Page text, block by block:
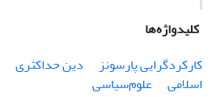
کلیدواژه‌ها
کارکردگرایی پارسونز
دین حداکثری
اسلامی
علوم‌سیاسی